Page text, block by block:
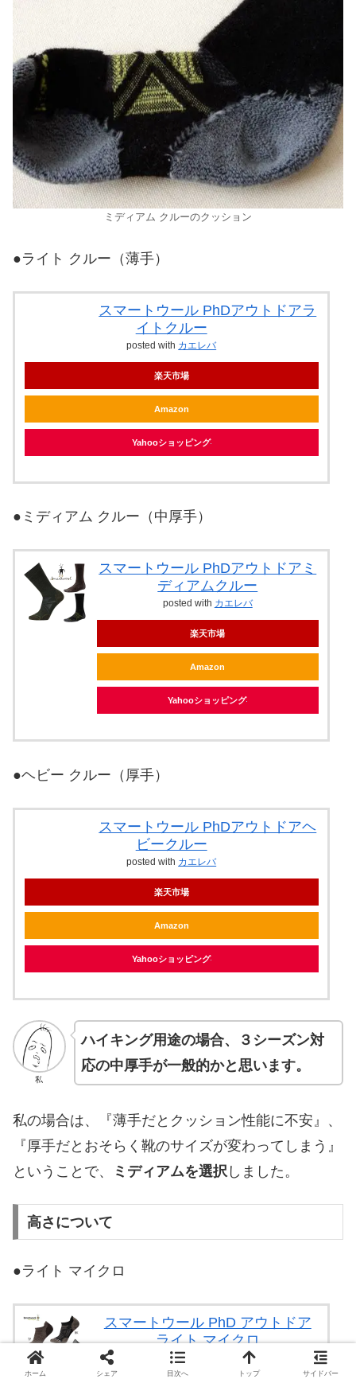
ミディアム クルーのクッション
●ライト クルー（薄手）
スマートウール PhDアウトドアラ
イトクルー
posted with カエレバ
楽天市場
Amazon
Yahooショッピング
●ミディアム クルー（中厚手）
スマートウール PhDアウトドアミ
ディアムクルー
posted with カエレバ
楽天市場
Amazon
Yahooショッピング
●ヘビー クルー（厚手）
スマートウール PhDアウトドアヘ
ビークルー
posted with カエレバ
楽天市場
Amazon
Yahooショッピング
私
ハイキング用途の場合、３シーズン対
応の中厚手が一般的かと思います。
私の場合は、『薄手だとクッション性能に不安』、
『厚手だとおそらく靴のサイズが変わってしまう』
ということで、
ミディアムを選択 しました。
高さについて
●ライト マイクロ
スマートウール PhD アウトドア
ライト マイクロ
posted with カエレバ
ホーム シェア 目次へ トップ サイドバー